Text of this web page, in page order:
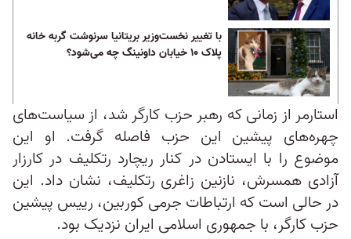
با تغییر نخست‌وزیر بریتانیا سرنوشت گربه خانه
پلاک ۱۰ خیابان داونینگ چه می‌شود؟
استارمر از زمانی که رهبر حزب کارگر شد، از سیاست‌های
چهره‌های پیشین این حزب فاصله گرفت. او این
موضوع را با ایستادن در کنار ریچارد رتکلیف در کارزار
آزادی همسرش، نازنین زاغری رتکلیف، نشان داد. این
در حالی است که ارتباطات جرمی کوربین، رییس پیشین
حزب کارگر، با جمهوری اسلامی ایران نزدیک بود.